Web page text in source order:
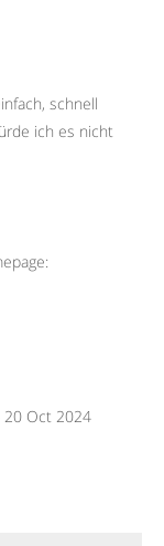
schnell
ich es nicht
20 Oct 2024